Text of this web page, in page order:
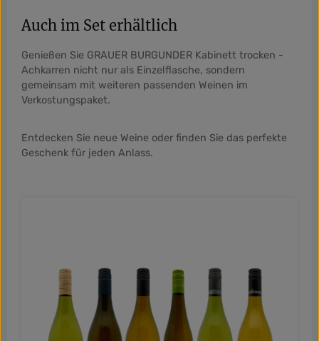
Auch im Set erhältlich
Genießen Sie GRAUER BURGUNDER Kabinett trocken -
Achkarren nicht nur als Einzelflasche, sondern
gemeinsam mit weiteren passenden Weinen im
Verkostungspaket.
Entdecken Sie neue Weine oder finden Sie das perfekte
Geschenk für jeden Anlass.